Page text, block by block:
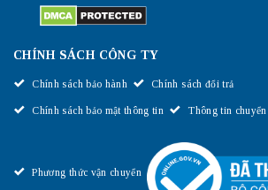
CHÍNH SÁCH CÔNG TY
Chính sách bảo hành Chính sách đổi trả
Chính sách bảo mật thông tin Thông tin
Phương thức vận chuyển